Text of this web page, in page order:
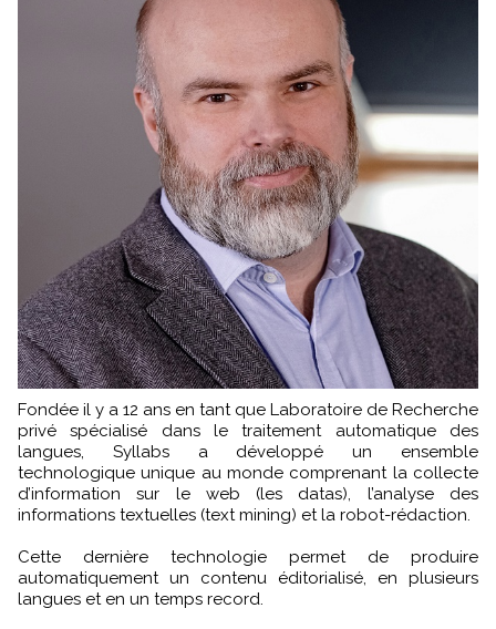
Fondée il y a 12 ans en tant que Laboratoire de Recherche
privé spécialisé dans le traitement automatique des
langues, Syllabs a développé un ensemble
technologique unique au monde comprenant la collecte
d’information sur le web (les datas), l’analyse des
informations textuelles (text mining) et la robot-rédaction.
Cette dernière technologie permet de produire
automatiquement un contenu éditorialisé, en plusieurs
langues et en un temps record.